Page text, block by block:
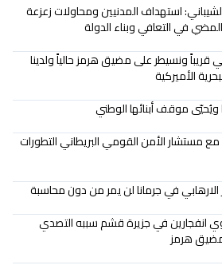
استهداف المدنيين ومحاولات زعزعة
في التعافي وبناء الدولة
قريباً ونسيطر على مضيق هرمز حالياً ولدينا
الأميركية
ويُحيّي موقف أبنائها الوطني
مع مستشار الأمن القومي البريطاني التطورات
في جرمانا لن يمر من دون محاسبة
انفجارين في جزيرة قشم سببه التصدي
هرمز